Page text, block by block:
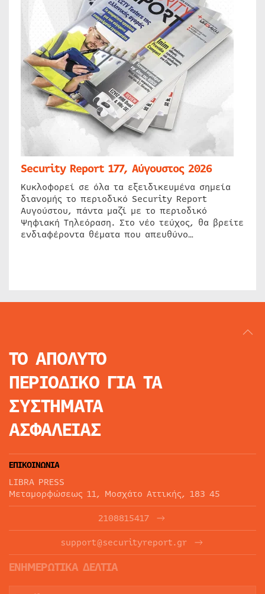
Security Report 177, Αύγουστος 2026
Κυκλοφορεί σε όλα τα εξειδικευμένα σημεία
διανομής το περιοδικό Security Report
Αυγούστου, πάντα μαζί με το περιοδικό
Ψηφιακή Τηλεόραση. Στο νέο τεύχος, θα βρείτε
ενδιαφέροντα θέματα που απευθύνο…
ΤΟ ΑΠΟΛΥΤΟ
ΠΕΡΙΟΔΙΚΟ ΓΙΑ ΤΑ
ΣΥΣΤΗΜΑΤΑ
ΑΣΦΑΛΕΙΑΣ
ΕΠΙΚΟΙΝΩΝΙΑ
LIBRA PRESS
Μεταμορφώσεως 11, Μοσχάτο Αττικής, 183 45
2108815417
support@securityreport.gr
ΕΝΗΜΕΡΩΤΙΚΑ ΔΕΛΤΙΑ